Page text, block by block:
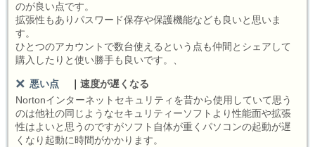
のが良い点です。
拡張性もありパスワード保存や保護機能なども良いと思いま
す。
ひとつのアカウントで数台使えるという点も仲間とシェアして
購入したりと使い勝手も良いです。、
悪い点
速度が遅くなる
Nortonインターネットセキュリティを昔から使用していて思う
のは他社の同じようなセキュリティーソフトより性能面や拡張
性はよいと思うのですがソフト自体が重くパソコンの起動が遅
くなり起動に時間がかかります。